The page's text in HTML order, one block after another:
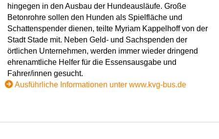
hingegen in den Ausbau der Hundeausläufe. Große
Betonrohre sollen den Hunden als Spielfläche und
Schattenspender dienen, teilte Myriam Kappelhoff von der
Stadt Stade mit. Neben Geld- und Sachspenden der
örtlichen Unternehmen, werden immer wieder dringend
ehrenamtliche Helfer für die Essensausgabe und
Fahrer/innen gesucht.
Ausführliche Informationen unter www.kvg-bus.de